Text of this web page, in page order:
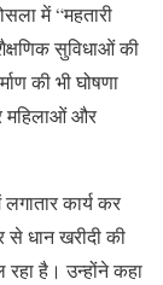
में “महतारी
सुविधाओं की
की भी घोषणा
महिलाओं और
कार्य कर
से धान खरीदी की
है। उन्होंने कहा